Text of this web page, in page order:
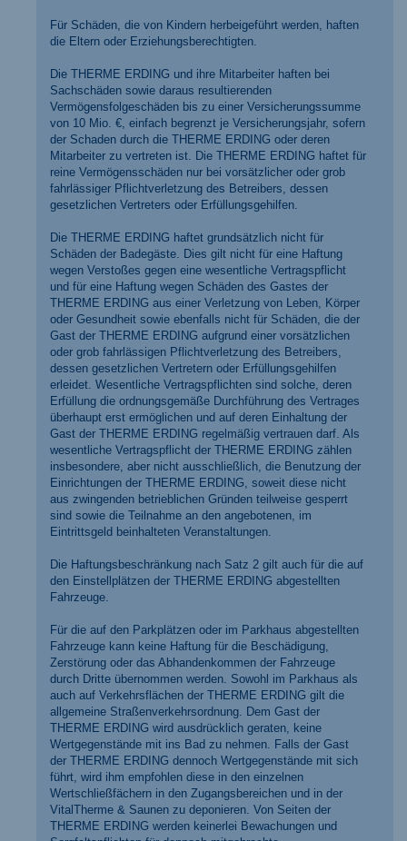
Für Schäden, die von Kindern herbeigeführt werden, haften
die Eltern oder Erziehungsberechtigten.
Die THERME ERDING und ihre Mitarbeiter haften bei
Sachschäden sowie daraus resultierenden
Vermögensfolgeschäden bis zu einer Versicherungssumme
von 10 Mio. €, einfach begrenzt je Versicherungsjahr, sofern
der Schaden durch die THERME ERDING oder deren
Mitarbeiter zu vertreten ist. Die THERME ERDING haftet für
reine Vermögensschäden nur bei vorsätzlicher oder grob
fahrlässiger Pflichtverletzung des Betreibers, dessen
gesetzlichen Vertreters oder Erfüllungsgehilfen.
Die THERME ERDING haftet grundsätzlich nicht für
Schäden der Badegäste. Dies gilt nicht für eine Haftung
wegen Verstoßes gegen eine wesentliche Vertragspflicht
und für eine Haftung wegen Schäden des Gastes der
THERME ERDING aus einer Verletzung von Leben, Körper
oder Gesundheit sowie ebenfalls nicht für Schäden, die der
Gast der THERME ERDING aufgrund einer vorsätzlichen
oder grob fahrlässigen Pflichtverletzung des Betreibers,
dessen gesetzlichen Vertretern oder Erfüllungsgehilfen
erleidet. Wesentliche Vertragspflichten sind solche, deren
Erfüllung die ordnungsgemäße Durchführung des Vertrages
überhaupt erst ermöglichen und auf deren Einhaltung der
Gast der THERME ERDING regelmäßig vertrauen darf. Als
wesentliche Vertragspflicht der THERME ERDING zählen
insbesondere, aber nicht ausschließlich, die Benutzung der
Einrichtungen der THERME ERDING, soweit diese nicht
aus zwingenden betrieblichen Gründen teilweise gesperrt
sind sowie die Teilnahme an den angebotenen, im
Eintrittsgeld beinhalteten Veranstaltungen.
Die Haftungsbeschränkung nach Satz 2 gilt auch für die auf
den Einstellplätzen der THERME ERDING abgestellten
Fahrzeuge.
Für die auf den Parkplätzen oder im Parkhaus abgestellten
Fahrzeuge kann keine Haftung für die Beschädigung,
Zerstörung oder das Abhandenkommen der Fahrzeuge
durch Dritte übernommen werden. Sowohl im Parkhaus als
auch auf Verkehrsflächen der THERME ERDING gilt die
allgemeine Straßenverkehrsordnung. Dem Gast der
THERME ERDING wird ausdrücklich geraten, keine
Wertgegenstände mit ins Bad zu nehmen. Falls der Gast
der THERME ERDING dennoch Wertgegenstände mit sich
führt, wird ihm empfohlen diese in den einzelnen
Wertschließfächern in den Zugangsbereichen und in der
VitalTherme & Saunen zu deponieren. Von Seiten der
THERME ERDING werden keinerlei Bewachungen und